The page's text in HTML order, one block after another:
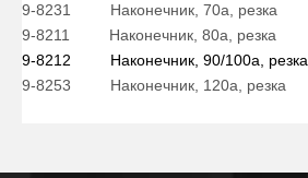
9-8231 Наконечник, 70a, резка
9-8211 Наконечник, 80a, резка
9-8212 Наконечник, 90/100а, резка
9-8253 Наконечник, 120a, резка